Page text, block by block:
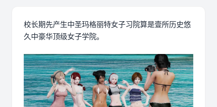
校长期先产生中圣玛格丽特女子习院算是壹所历史悠
久中豪华顶级女子学院。